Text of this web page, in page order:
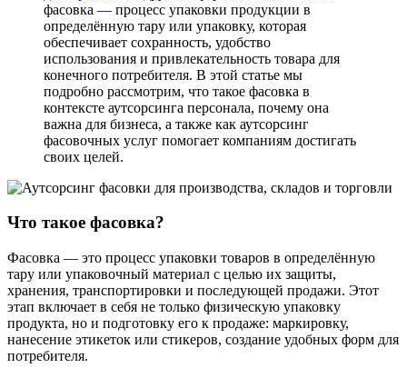
фасовка — процесс упаковки продукции в
определённую тару или упаковку, которая
обеспечивает сохранность, удобство
использования и привлекательность товара для
конечного потребителя. В этой статье мы
подробно рассмотрим, что такое фасовка в
контексте аутсорсинга персонала, почему она
важна для бизнеса, а также как аутсорсинг
фасовочных услуг помогает компаниям достигать
своих целей.
Что такое фасовка?
Фасовка — это процесс упаковки товаров в определённую
тару или упаковочный материал с целью их защиты,
хранения, транспортировки и последующей продажи. Этот
этап включает в себя не только физическую упаковку
продукта, но и подготовку его к продаже: маркировку,
нанесение этикеток или стикеров, создание удобных форм для
потребителя.